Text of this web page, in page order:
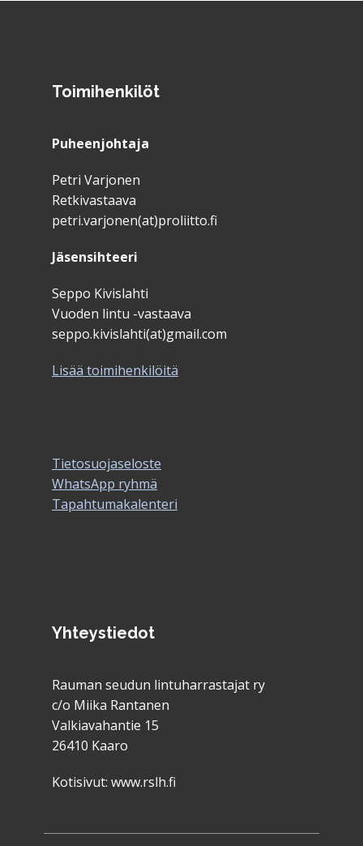
Toimihenkilöt
Puheenjohtaja
Petri Varjonen
Retkivastaava
petri.varjonen(at)proliitto.fi
Jäsensihteeri
Seppo Kivislahti
Vuoden lintu -vastaava
seppo.kivislahti(at)gmail.com
Lisää toimihenkilöitä
Tietosuojaseloste
WhatsApp ryhmä
Tapahtumakalenteri
Yhteystiedot
Rauman seudun lintuharrastajat ry
c/o Miika Rantanen
Valkiavahantie 15
26410 Kaaro
Kotisivut: www.rslh.fi